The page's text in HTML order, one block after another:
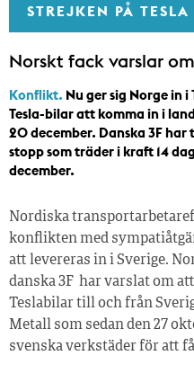
STREJKEN PÅ TESLA
Norskt fack varslar
Konflikt. Nu ger sig Norge in
Tesla-bilar att komma in i
20 december. Danska 3F
stopp som träder i kraft 14
december.
Nordiska
konflikten med
att levereras in i Sverige.
danska 3F har varslat om
Teslabilar till och från
Metall som sedan den 27
svenska verkstäder för att